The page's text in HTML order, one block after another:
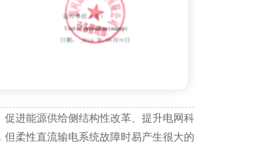
进能源供给侧结构性改革、提升电网科
柔性直流输电系统故障时易产生很大的